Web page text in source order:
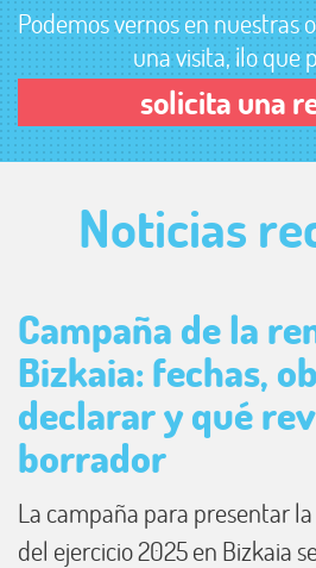
Podemos vernos en nuestras
una visita, ¡lo que
solicita una
Noticias
Campaña de la
Bizkaia: fechas,
declarar y qué
borrador
La campaña para presentar
del ejercicio 2025 en Bizkaia